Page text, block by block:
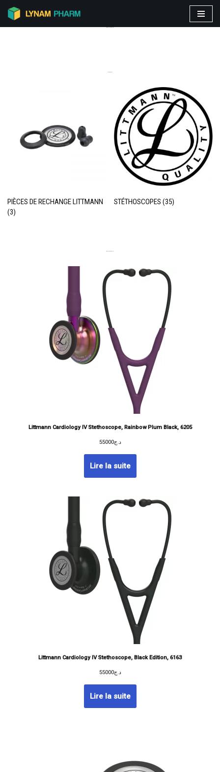
Aller
PIÈCES DE RECHANGE LITTMANN
(3)
STÉTHOSCOPES(35)
Littmann Cardiology IV Stethoscope, Rainbow Plum Black, 6205
د.ج55000
Lire la suite
Littmann Cardiology IV Stethoscope, Black Edition, 6163
د.ج55000
Lire la suite